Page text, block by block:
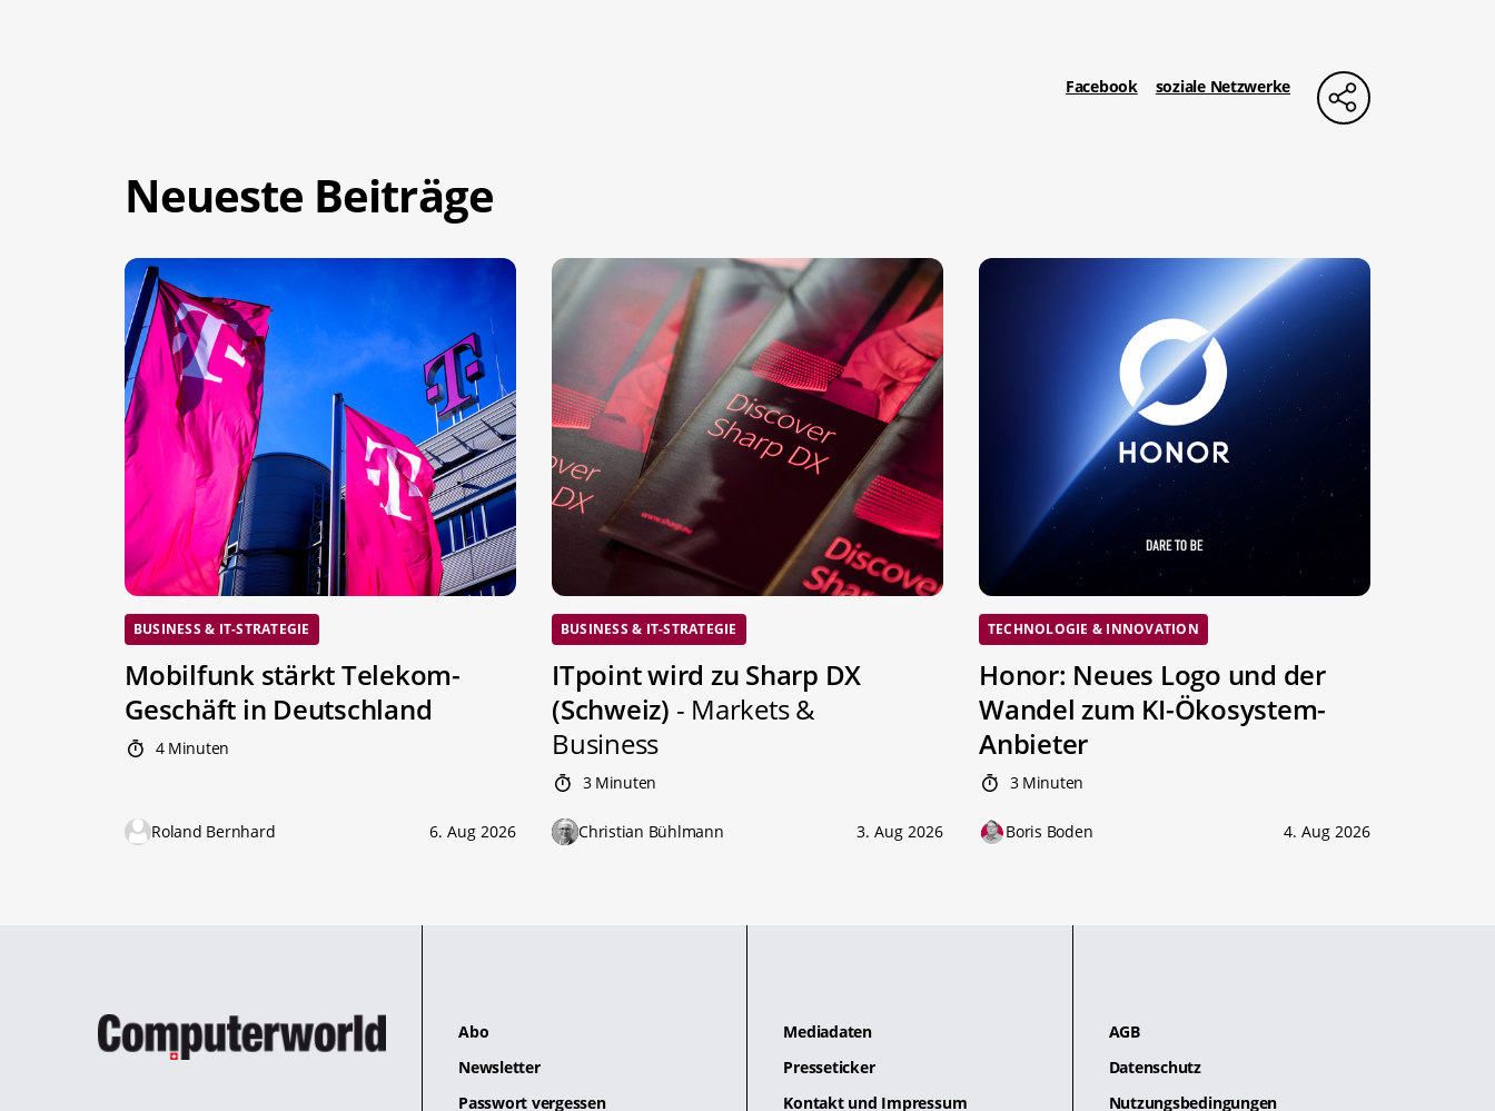
Facebook soziale Netzwerke
Neueste Beiträge
BUSINESS & IT-STRATEGIE
Mobilfunk stärkt Telekom-
Geschäft in Deutschland
4 Minuten
Roland Bernhard 6. Aug 2026
BUSINESS & IT-STRATEGIE
ITpoint wird zu Sharp DX
(Schweiz) - Markets &
Business
3 Minuten
Christian Bühlmann 3. Aug 2026
TECHNOLOGIE & INNOVATION
Honor: Neues Logo und der
Wandel zum KI-Ökosystem-
Anbieter
3 Minuten
Boris Boden 4. Aug 2026
Abo
Newsletter
Passwort vergessen
Mediadaten
Presseticker
Kontakt und Impressum
AGB
Datenschutz
Nutzungsbedingungen